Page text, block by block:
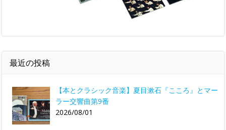
最近の投稿
【本とクラシック音楽】夏目漱石『こころ』とマー
ラー交響曲第9番
2026/08/01